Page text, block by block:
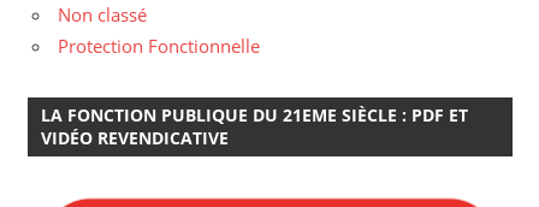
Non classé
Protection Fonctionnelle
LA FONCTION PUBLIQUE DU 21EME SIÈCLE : PDF ET
VIDÉO REVENDICATIVE